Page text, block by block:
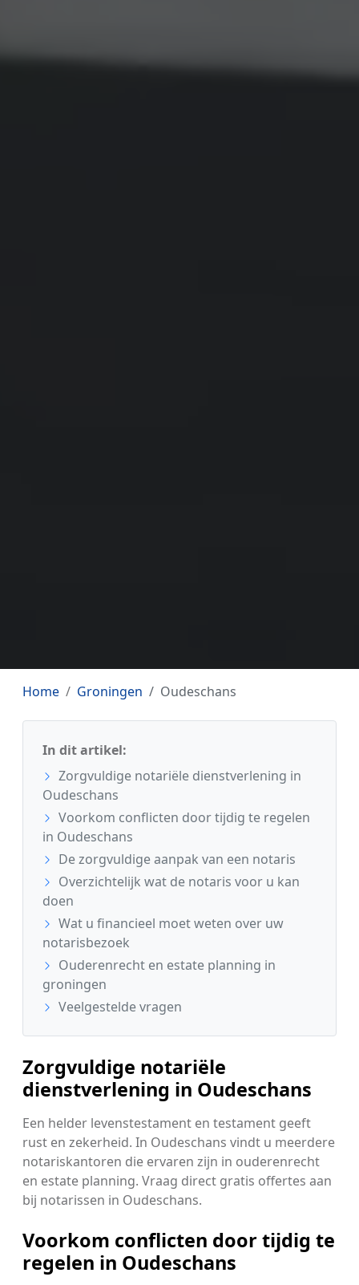
Home Groningen Oudeschans
In dit artikel:
Zorgvuldige notariële dienstverlening in
Oudeschans
Voorkom conflicten door tijdig te regelen
in Oudeschans
De zorgvuldige aanpak van een notaris
Overzichtelijk wat de notaris voor u kan
doen
Wat u financieel moet weten over uw
notarisbezoek
Ouderenrecht en estate planning in
groningen
Veelgestelde vragen
Zorgvuldige notariële
dienstverlening in Oudeschans
Een helder levenstestament en testament geeft
rust en zekerheid. In Oudeschans vindt u meerdere
notariskantoren die ervaren zijn in ouderenrecht
en estate planning. Vraag direct gratis offertes aan
bij notarissen in Oudeschans.
Voorkom conflicten door tijdig te
regelen in Oudeschans